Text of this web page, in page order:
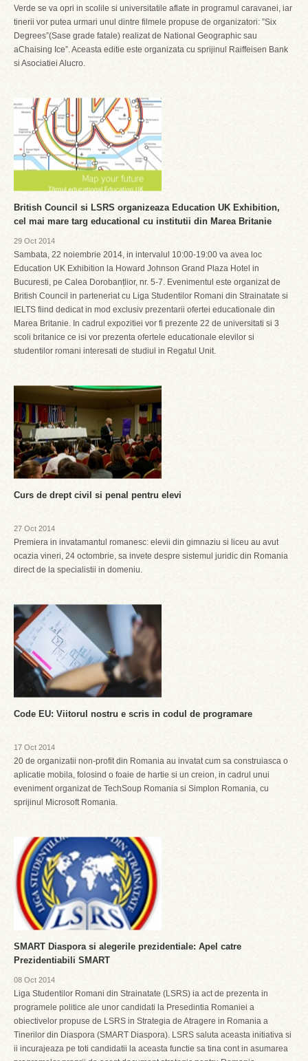
Verde se va opri in scolile si universitatile aflate in programul caravanei, iar
tinerii vor putea urmari unul dintre filmele propuse de organizatori: ”Six
Degrees”(Sase grade fatale) realizat de National Geographic sau
aChaising Ice”. Aceasta editie este organizata cu sprijinul Raiffeisen Bank
si Asociatiei Alucro.
British Council si LSRS organizeaza Education UK Exhibition,
cel mai mare targ educational cu institutii din Marea Britanie
29 Oct 2014
Sambata, 22 noiembrie 2014, in intervalul 10:00-19:00 va avea loc
Education UK Exhibition la Howard Johnson Grand Plaza Hotel in
Bucuresti, pe Calea Dorobanțlior, nr. 5-7. Evenimentul este organizat de
British Council in parteneriat cu Liga Studentilor Romani din Strainatate si
IELTS fiind dedicat in mod exclusiv prezentarii ofertei educationale din
Marea Britanie. In cadrul expozitiei vor fi prezente 22 de universitati si 3
scoli britanice ce isi vor prezenta ofertele educationale elevilor si
studentilor romani interesati de studiul in Regatul Unit.
Curs de drept civil si penal pentru elevi
27 Oct 2014
Premiera in invatamantul romanesc: elevii din gimnaziu si liceu au avut
ocazia vineri, 24 octombrie, sa invete despre sistemul juridic din Romania
direct de la specialistii in domeniu.
Code EU: Viitorul nostru e scris in codul de programare
17 Oct 2014
20 de organizatii non-profit din Romania au invatat cum sa construiasca o
aplicatie mobila, folosind o foaie de hartie si un creion, in cadrul unui
eveniment organizat de TechSoup Romania si Simplon Romania, cu
sprijinul Microsoft Romania.
SMART Diaspora si alegerile prezidentiale: Apel catre
Prezidentiabili SMART
08 Oct 2014
Liga Studentilor Romani din Strainatate (LSRS) ia act de prezenta in
programele politice ale unor candidati la Presedintia Romaniei a
obiectivelor propuse de LSRS in Strategia de Atragere in Romania a
Tinerilor din Diaspora (SMART Diaspora). LSRS saluta aceasta initiativa si
ii incurajeaza pe toti candidatii la aceasta functie sa tina cont in asumarea